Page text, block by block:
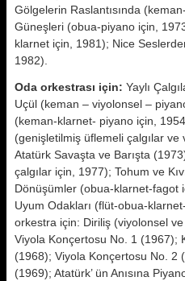
Gölgelerin Raslantısında
Güneşleri (obua-piyano için,
klarnet için, 1981); Nice
1982).
Oda orkestrası için: Yaylı
Uçül (keman – viyolonsel –
(keman-klarnet- piyano için,
(genişletilmiş üflemeli çalgılar ve
Atatürk Savaşta ve Barışta
çalgılar için, 1977); Tohum ve
Dönüşümler (obua-klarnet-fagot
Uyum Odakları (flüt-obua-
orkestra için: Diriliş (viyolonsel
Viyola Konçertosu No. 1 (1967);
(1968); Viyola Konçertosu No. 2
(1969); Atatürk’ ün Anısına